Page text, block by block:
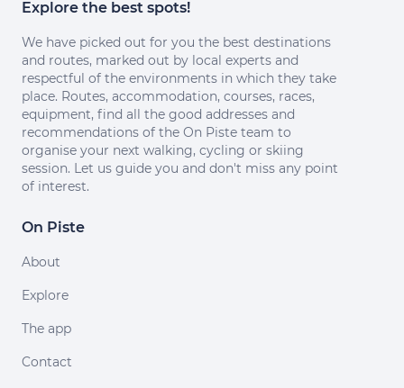
Explore the best spots!
We have picked out for you the best destinations
and routes, marked out by local experts and
respectful of the environments in which they take
place. Routes, accommodation, courses, races,
equipment, find all the good addresses and
recommendations of the On Piste team to
organise your next walking, cycling or skiing
session. Let us guide you and don't miss any point
of interest.
On Piste
About
Explore
The app
Contact